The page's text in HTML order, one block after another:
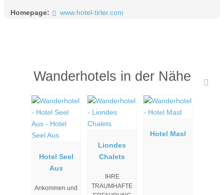
Homepage: www.hotel-tirler.com
Wanderhotels in der Nähe
Hotel Seel
Aus
Ankommen und
Liondes
Chalets
IHRE
TRAUMHAFTE
Hotel Masl